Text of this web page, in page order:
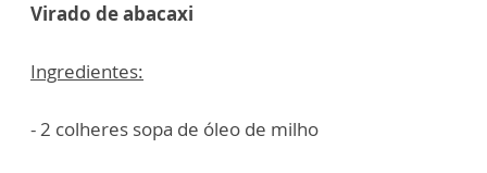
Virado de abacaxi
Ingredientes:
- 2 colheres sopa de óleo de milho